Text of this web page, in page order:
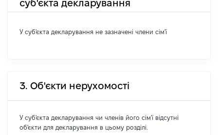
суб'єкта декларування
У суб'єкта декларування не зазначені члени сім'ї
3. Об'єкти нерухомості
У суб'єкта декларування чи членів його сім'ї відсутні
об'єкти для декларування в цьому розділі.